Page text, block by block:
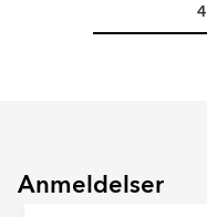
4
Anmeldelser